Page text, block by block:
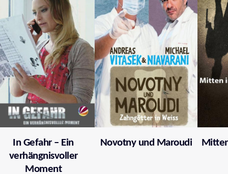
In Gefahr – Ein
verhängnisvoller
Moment
Novotny und Maroudi